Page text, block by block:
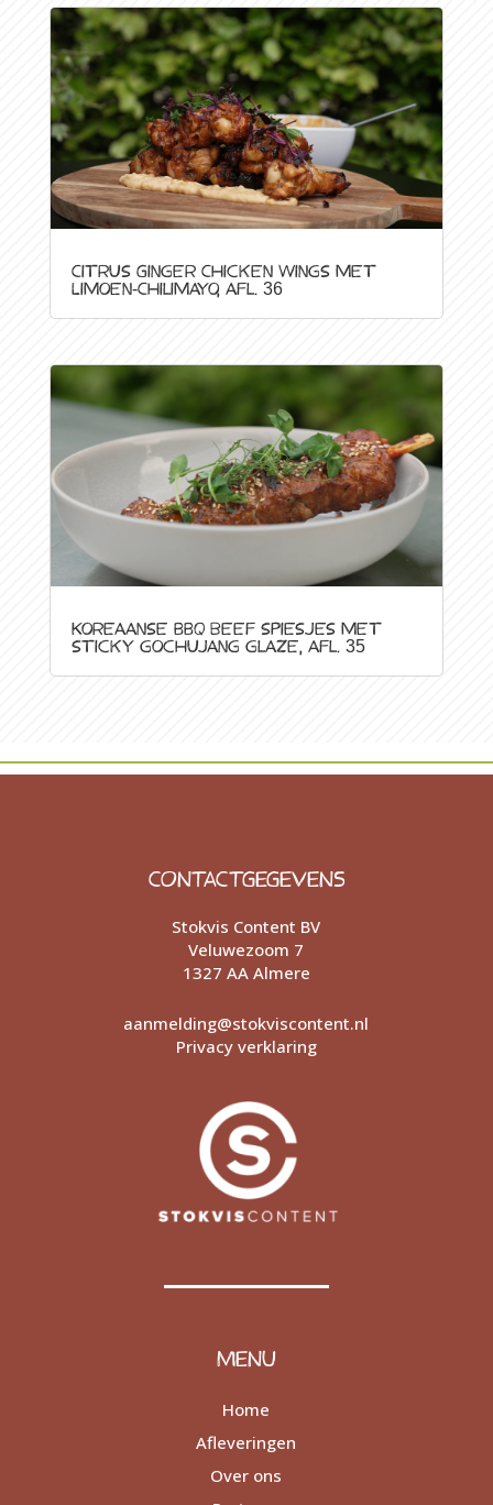
Citrus Ginger Chicken Wings met
Limoen-Chilimayo, afl. 36
Koreaanse BBQ beef spiesjes met
sticky gochujang glaze, afl. 35
CONTACTGEGEVENS
Stokvis Content BV
Veluwezoom 7
1327 AA Almere
aanmelding@stokviscontent.nl
Privacy verklaring
MENU
Home
Afleveringen
Over ons